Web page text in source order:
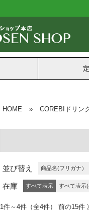
HOME » COREBIドリン
並び替え 商品名(フリガナ）
在庫 すべて表示 すべて表示
1件～4件（全4件）